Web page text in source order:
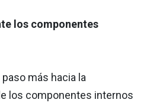
los componentes
más hacia la
los componentes internos